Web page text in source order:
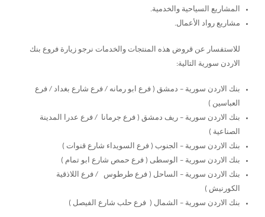
المشاريع السياحية والخدمية.
مشاريع رواد الأعمال.
للاستفسار عن قروض هذه المنتجات والخدمات نرجو زيارة فروع بنك
الاردن سورية التالية:
بنك الاردن سورية – دمشق ( فرع ابو رمانه / فرع شارع بغداد / فرع
العباسين )
بنك الاردن سورية – ريف دمشق ( فرع جرمانا / فرع عدرا المدينة
الصناعية )
بنك الاردن سورية – الجنوب ( فرع السويداء شارع قنوات )
بنك الاردن سورية – الوسطى ( فرع حمص شارع ابو تمام )
بنك الاردن سورية – الساحل ( فرع طرطوس / فرع اللاذقية
الكورنيش )
بنك الاردن سورية – الشمال ( فرع حلب شارع الفيصل )